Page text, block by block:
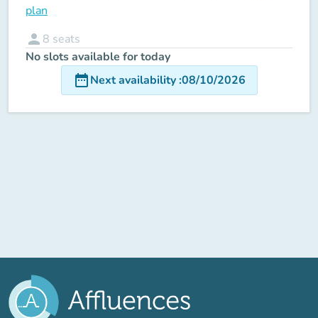
plan
person 8 seats
No slots available for today
date_rangeNext availability:08/10/2026